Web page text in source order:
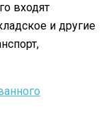
входят
и другие